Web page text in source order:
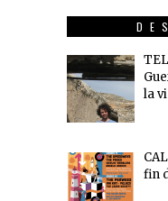
la
fin